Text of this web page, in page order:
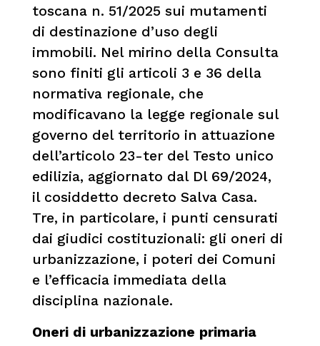
toscana n. 51/2025 sui mutamenti
di destinazione d’uso degli
immobili. Nel mirino della Consulta
sono finiti gli articoli 3 e 36 della
normativa regionale, che
modificavano la legge regionale sul
governo del territorio in attuazione
dell’articolo 23-ter del Testo unico
edilizia, aggiornato dal Dl 69/2024,
il cosiddetto decreto Salva Casa.
Tre, in particolare, i punti censurati
dai giudici costituzionali: gli oneri di
urbanizzazione, i poteri dei Comuni
e l’efficacia immediata della
disciplina nazionale.
Oneri di urbanizzazione primaria